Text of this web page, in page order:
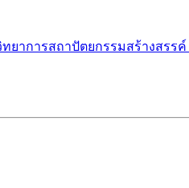
ยาการสถาปัตยกรรมสร้างสรรค์